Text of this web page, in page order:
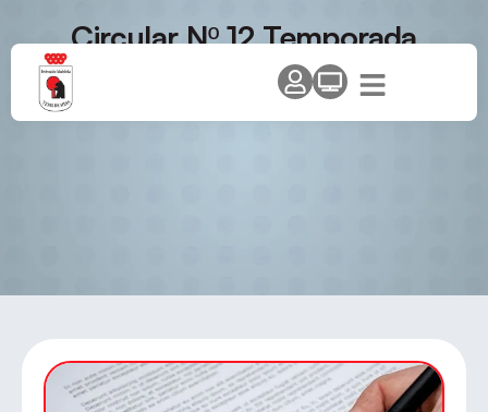
Circular Nº 12 Temporada
2013/14 – Modificaciones y
cambios